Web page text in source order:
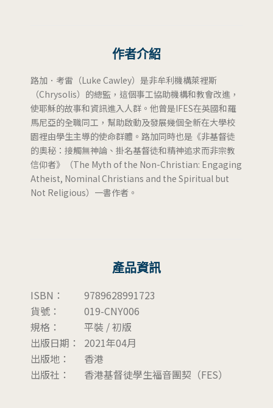
作者介紹
路加．考雷（Luke Cawley）是非牟利機構萊裡斯
（Chrysolis）的總監，這個事工協助機構和教會改進，
使耶穌的故事和資訊進入人群。他曾是IFES在英國和羅
馬尼亞的全職同工，幫助啟動及發展幾個全新在大學校
園裡由學生主導的使命群體。路加同時也是《非基督徒
的奧秘：接觸無神論、掛名基督徒和精神追求而非宗教
信仰者》（The Myth of the Non-Christian: Engaging
Atheist, Nominal Christians and the Spiritual but
Not Religious）一書作者。
產品資訊
ISBN：
9789628991723
貨號：
019-CNY006
規格：
平裝 / 初版
出版日期：
2021年04月
出版地：
香港
出版社：
香港基督徒學生福音團契（FES）